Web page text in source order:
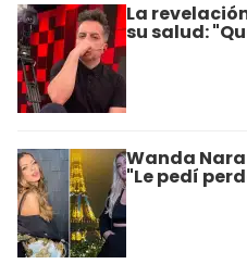
La
su salud:
Wanda
"Le pedí